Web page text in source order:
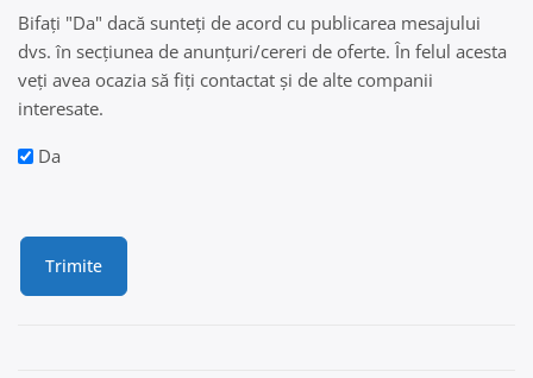
Bifați "Da" dacă sunteți de acord cu publicarea mesajului
dvs. în secțiunea de anunțuri/cereri de oferte. În felul acesta
veți avea ocazia să fiți contactat și de alte companii
interesate.
Da